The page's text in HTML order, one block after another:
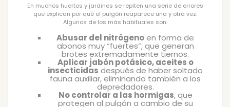
En muchos huertos y jardines se repiten una serie de errores
que explican por qué el pulgón reaparece una y otra vez.
Algunos de los más habituales son:
Abusar del nitrógenoen forma de
abonos muy “fuertes”, que generan
brotes extremadamente tiernos.
Aplicar jabón potásico, aceites o
insecticidas después de haber soltado
fauna auxiliar, eliminando también a los
depredadores.
No controlar a las hormigas, que
protegen al pulgón a cambio de su